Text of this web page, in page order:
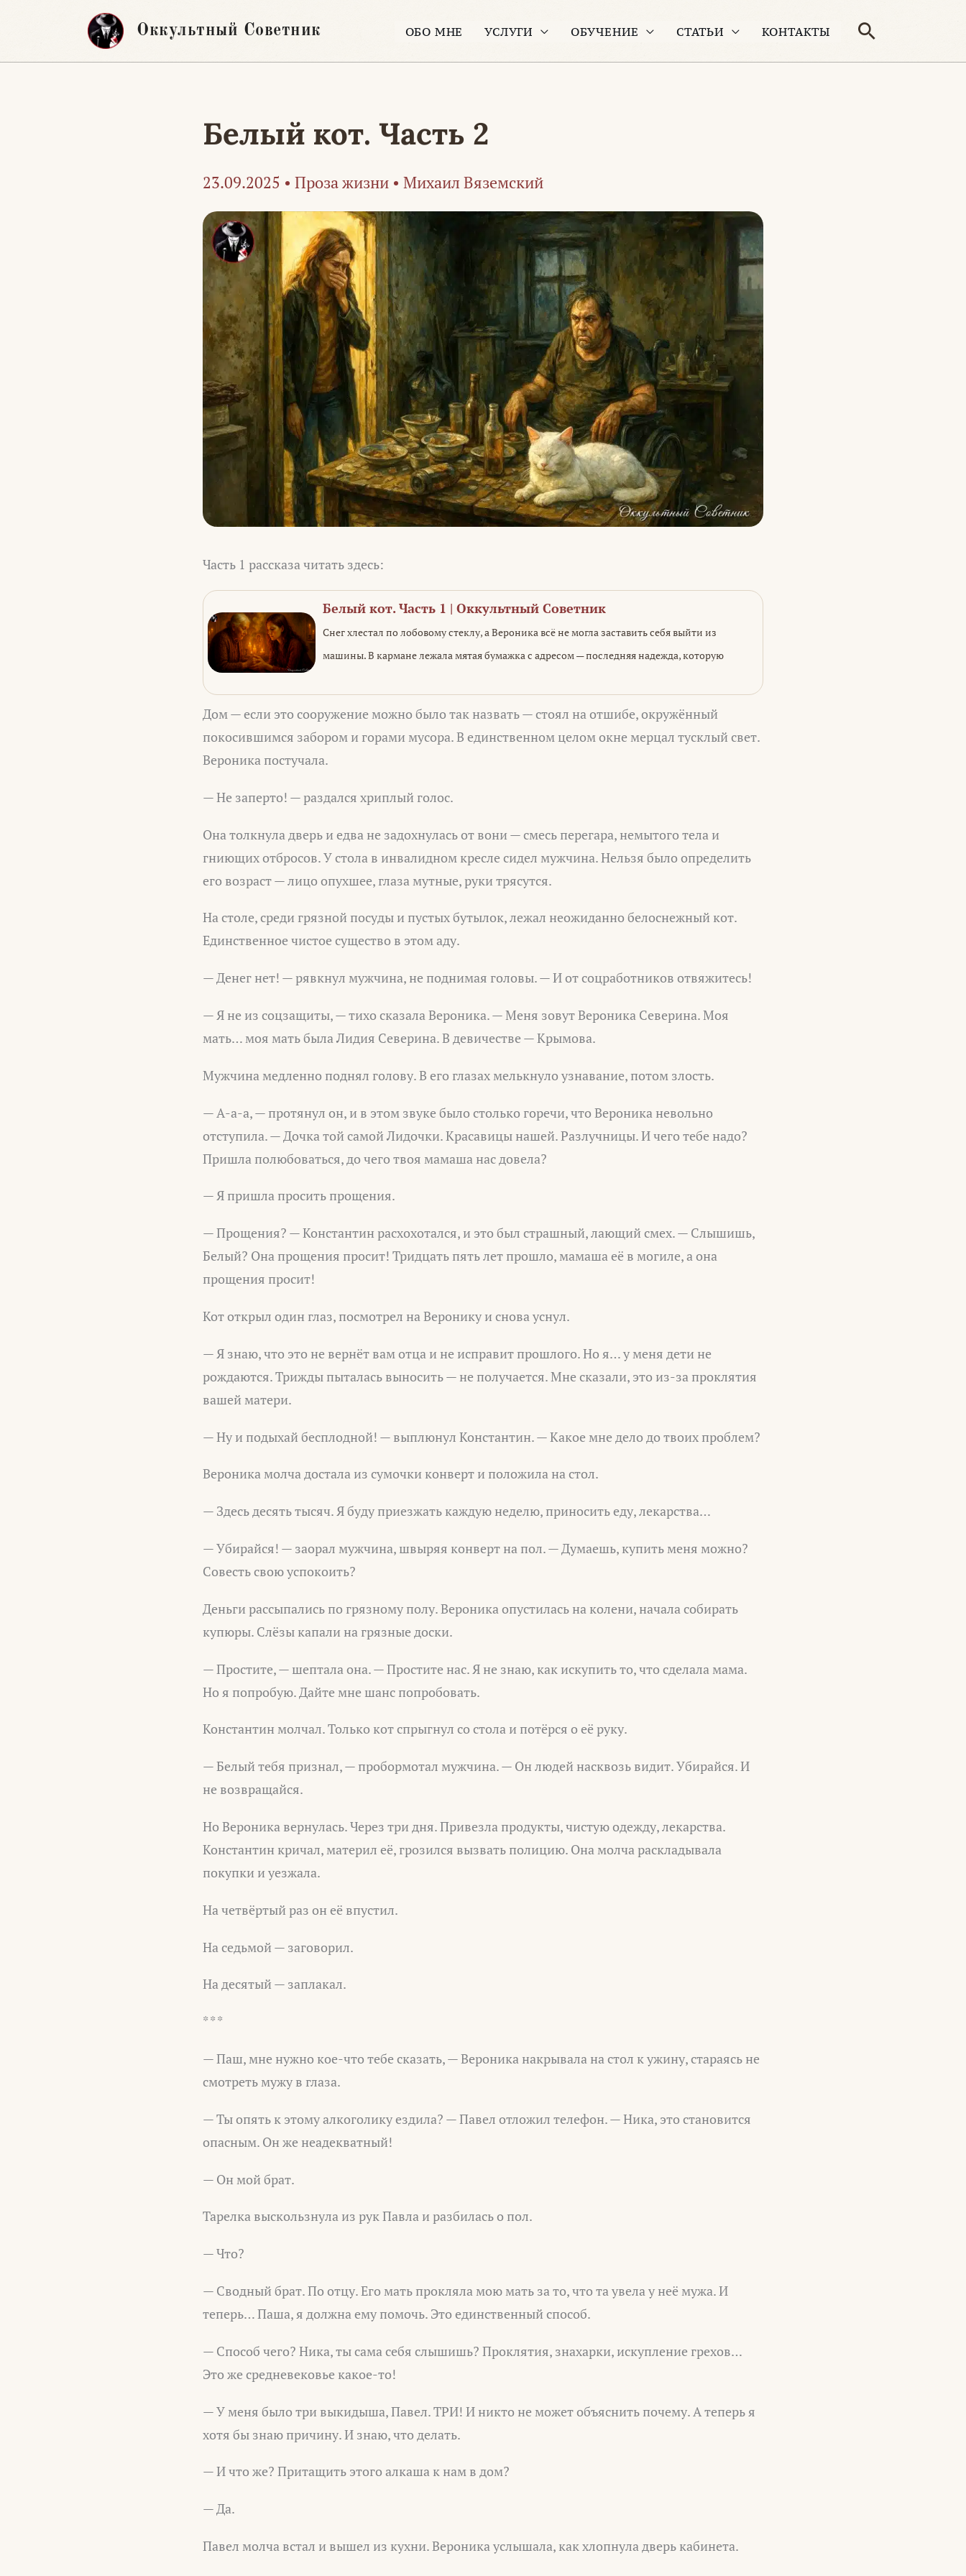
Оккультный Советник ОБО МНЕ УСЛУГИ ОБУЧЕНИЕ СТАТЬИ КОНТАКТЫ Поиск
Белый кот. Часть 2
23.09.2025 • Проза жизни • Михаил Вяземский
Часть 1 рассказа читать здесь:
Белый кот. Часть 1 | Оккультный Советник
Снег хлестал по лобовому стеклу, а Вероника всё не могла заставить себя выйти из
машины. В кармане лежала мятая бумажка с адресом — последняя надежда, которую
Дом — если это сооружение можно было так назвать — стоял на отшибе, окружённый
покосившимся забором и горами мусора. В единственном целом окне мерцал тусклый свет.
Вероника постучала.
— Не заперто! — раздался хриплый голос.
Она толкнула дверь и едва не задохнулась от вони — смесь перегара, немытого тела и
гниющих отбросов. У стола в инвалидном кресле сидел мужчина. Нельзя было определить
его возраст — лицо опухшее, глаза мутные, руки трясутся.
На столе, среди грязной посуды и пустых бутылок, лежал неожиданно белоснежный кот.
Единственное чистое существо в этом аду.
— Денег нет! — рявкнул мужчина, не поднимая головы. — И от соцработников отвяжитесь!
— Я не из соцзащиты, — тихо сказала Вероника. — Меня зовут Вероника Северина. Моя
мать… моя мать была Лидия Северина. В девичестве — Крымова.
Мужчина медленно поднял голову. В его глазах мелькнуло узнавание, потом злость.
— А-а-а, — протянул он, и в этом звуке было столько горечи, что Вероника невольно
отступила. — Дочка той самой Лидочки. Красавицы нашей. Разлучницы. И чего тебе надо?
Пришла полюбоваться, до чего твоя мамаша нас довела?
— Я пришла просить прощения.
— Прощения? — Константин расхохотался, и это был страшный, лающий смех. — Слышишь,
Белый? Она прощения просит! Тридцать пять лет прошло, мамаша её в могиле, а она
прощения просит!
Кот открыл один глаз, посмотрел на Веронику и снова уснул.
— Я знаю, что это не вернёт вам отца и не исправит прошлого. Но я… у меня дети не
рождаются. Трижды пыталась выносить — не получается. Мне сказали, это из-за проклятия
вашей матери.
— Ну и подыхай бесплодной! — выплюнул Константин. — Какое мне дело до твоих проблем?
Вероника молча достала из сумочки конверт и положила на стол.
— Здесь десять тысяч. Я буду приезжать каждую неделю, приносить еду, лекарства…
— Убирайся! — заорал мужчина, швыряя конверт на пол. — Думаешь, купить меня можно?
Совесть свою успокоить?
Деньги рассыпались по грязному полу. Вероника опустилась на колени, начала собирать
купюры. Слёзы капали на грязные доски.
— Простите, — шептала она. — Простите нас. Я не знаю, как искупить то, что сделала мама.
Но я попробую. Дайте мне шанс попробовать.
Константин молчал. Только кот спрыгнул со стола и потёрся о её руку.
— Белый тебя признал, — пробормотал мужчина. — Он людей насквозь видит. Убирайся. И
не возвращайся.
Но Вероника вернулась. Через три дня. Привезла продукты, чистую одежду, лекарства.
Константин кричал, материл её, грозился вызвать полицию. Она молча раскладывала
покупки и уезжала.
На четвёртый раз он её впустил.
На седьмой — заговорил.
На десятый — заплакал.
* * *
— Паш, мне нужно кое-что тебе сказать, — Вероника накрывала на стол к ужину, стараясь не
смотреть мужу в глаза.
— Ты опять к этому алкоголику ездила? — Павел отложил телефон. — Ника, это становится
опасным. Он же неадекватный!
— Он мой брат.
Тарелка выскользнула из рук Павла и разбилась о пол.
— Что?
— Сводный брат. По отцу. Его мать прокляла мою мать за то, что та увела у неё мужа. И
теперь… Паша, я должна ему помочь. Это единственный способ.
— Способ чего? Ника, ты сама себя слышишь? Проклятия, знахарки, искупление грехов…
Это же средневековье какое-то!
— У меня было три выкидыша, Павел. ТРИ! И никто не может объяснить почему. А теперь я
хотя бы знаю причину. И знаю, что делать.
— И что же? Притащить этого алкаша к нам в дом?
— Да.
Павел молча встал и вышел из кухни. Вероника услышала, как хлопнула дверь кабинета.